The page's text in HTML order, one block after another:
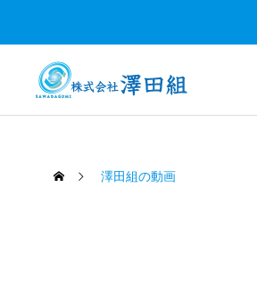
澤田組の動画